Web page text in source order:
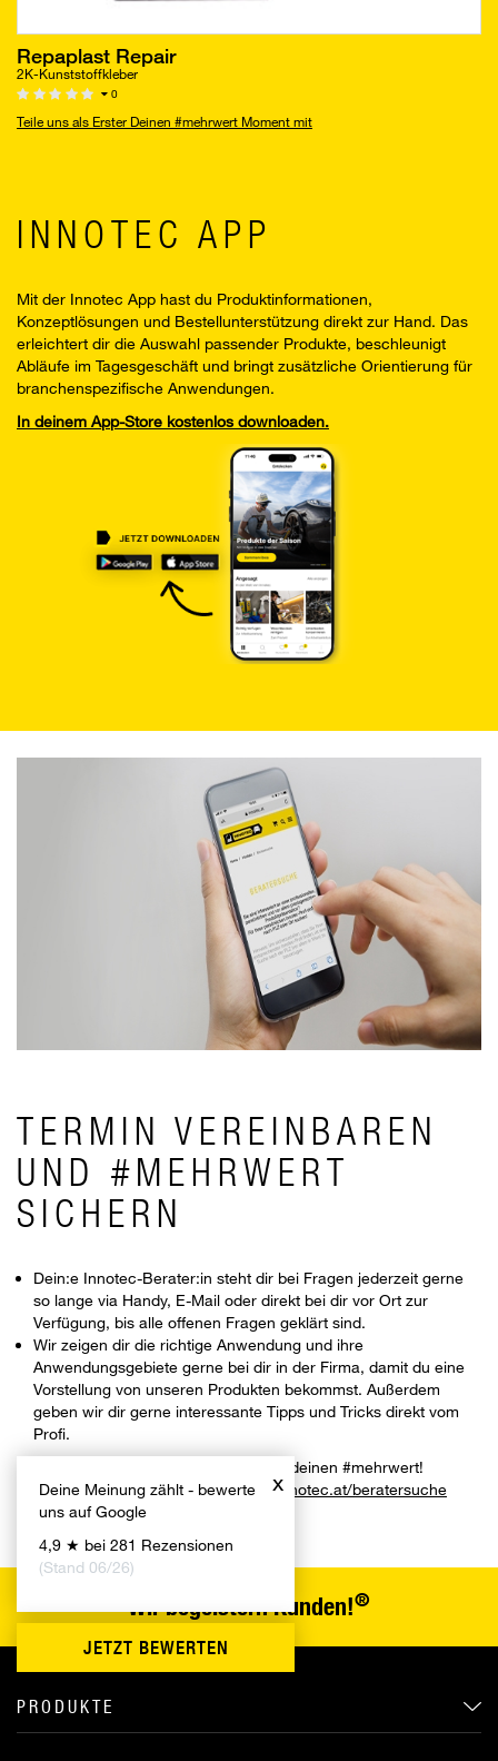
x
Deine Meinung zählt - bewerte
uns auf Google
4,9 ★ bei 281 Rezensionen
(Stand 06/26)
JETZT BEWERTEN
Repaplast Repair
2K-Kunststoffkleber
0
Teile uns als Erster Deinen #mehrwert Moment mit
INNOTEC APP
Mit der Innotec App hast du Produktinformationen,
Konzeptlösungen und Bestellunterstützung direkt zur Hand. Das
erleichtert dir die Auswahl passender Produkte, beschleunigt
Abläufe im Tagesgeschäft und bringt zusätzliche Orientierung für
branchenspezifische Anwendungen.
In deinem App-Store kostenlos downloaden.
TERMIN VEREINBAREN
UND #MEHRWERT
SICHERN
Dein:e Innotec-Berater:in steht dir bei Fragen jederzeit gerne
so lange via Handy, E-Mail oder direkt bei dir vor Ort zur
Verfügung, bis alle offenen Fragen geklärt sind.
Wir zeigen dir die richtige Anwendung und ihre
Anwendungsgebiete gerne bei dir in der Firma, damit du eine
Vorstellung von unseren Produkten bekommst. Außerdem
geben wir dir gerne interessante Tipps und Tricks direkt vom
Profi.
- Sichere dir deinen #mehrwert!
Vereinbare jetzt einen Terminunterinnotec.at/beratersuche
Wir begeistern Kunden!®
PRODUKTE